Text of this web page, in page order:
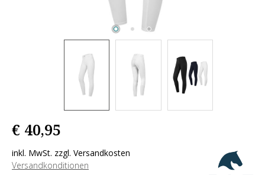
€ 40,95
inkl. MwSt. zzgl. Versandkosten
Versandkonditionen